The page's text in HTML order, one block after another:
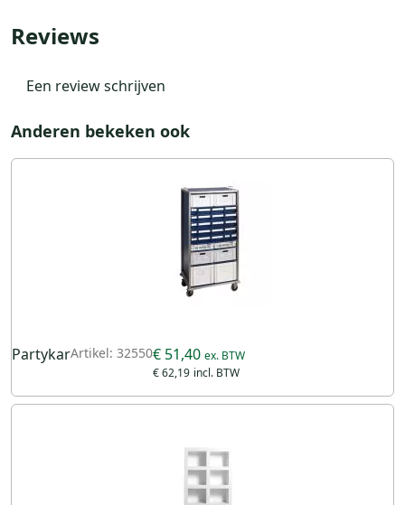
Reviews
Een review schrijven
Anderen bekeken ook
PartykarArtikel: 32550
€ 62,19
€ 51,40